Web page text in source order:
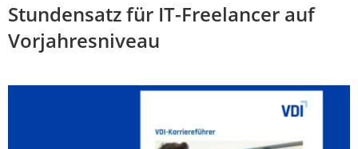
Stundensatz für IT-Freelancer auf
Vorjahresniveau